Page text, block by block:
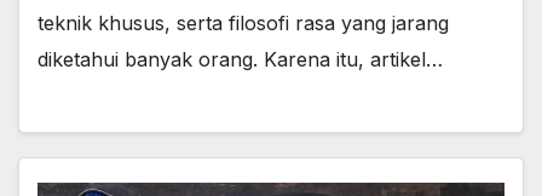
teknik khusus, serta filosofi rasa yang jarang
diketahui banyak orang. Karena itu, artikel…